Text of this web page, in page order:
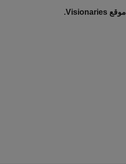
موقع Visionaries.